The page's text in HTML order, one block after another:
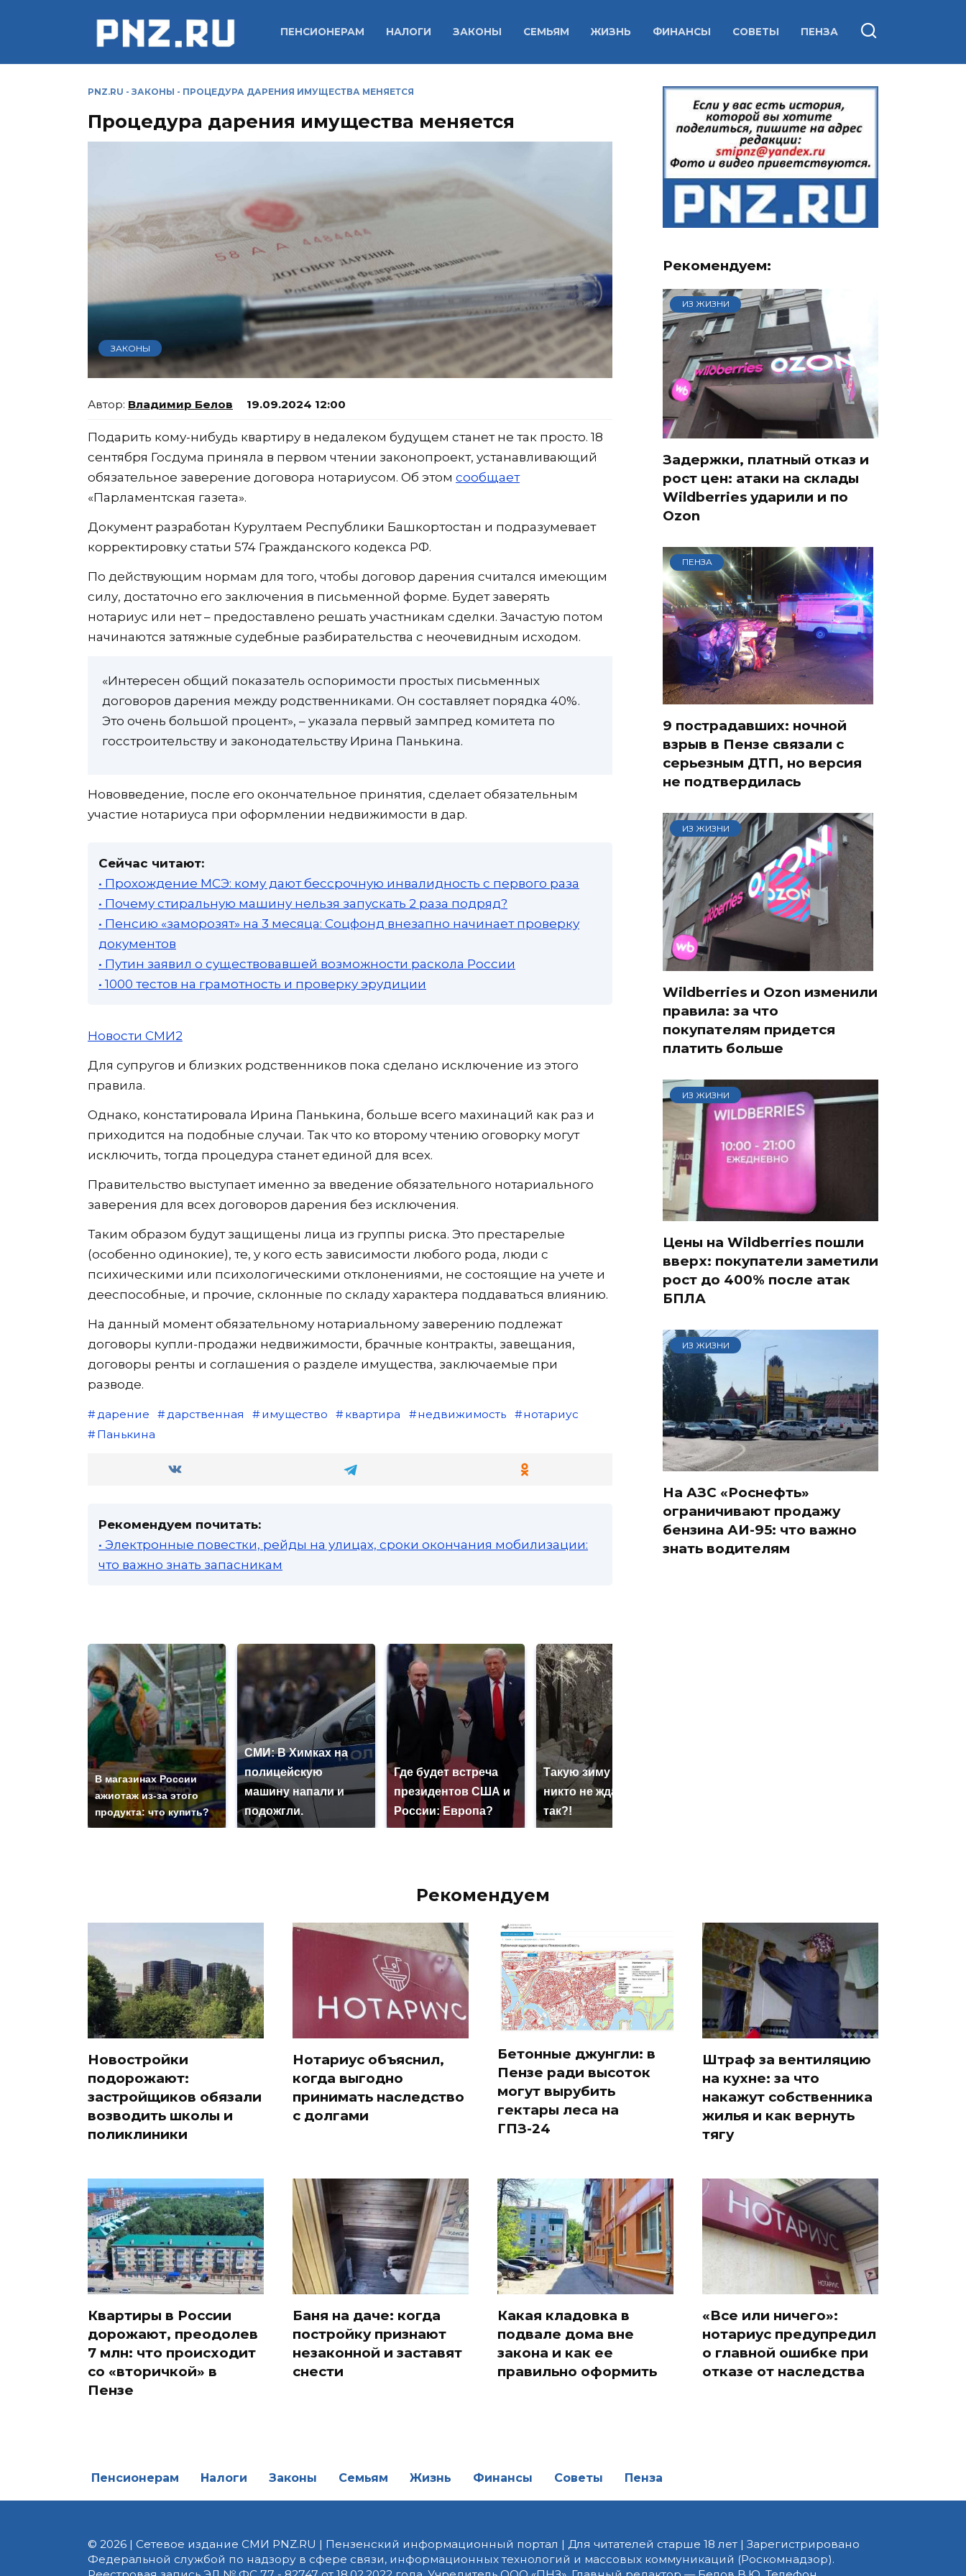
ПЕНСИОНЕРАМ НАЛОГИ ЗАКОНЫ СЕМЬЯМ ЖИЗНЬ ФИНАНСЫ СОВЕТЫ ПЕНЗА
PNZ.RU - ЗАКОНЫ - ПРОЦЕДУРА ДАРЕНИЯ ИМУЩЕСТВА МЕНЯЕТСЯ
Процедура дарения имущества меняется
ЗАКОНЫ
Владимир Белов 19.09.2024 12:00
Подарить кому-нибудь квартиру в недалеком будущем станет не так просто. 18
сентября Госдума приняла в первом чтении законопроект, устанавливающий
обязательное заверение договора нотариусом. Об этом сообщает
«Парламентская газета».
Документ разработан Курултаем Республики Башкортостан и подразумевает
корректировку статьи 574 Гражданского кодекса РФ.
По действующим нормам для того, чтобы договор дарения считался имеющим
силу, достаточно его заключения в письменной форме. Будет заверять
нотариус или нет – предоставлено решать участникам сделки. Зачастую потом
начинаются затяжные судебные разбирательства с неочевидным исходом.
«Интересен общий показатель оспоримости простых письменных
договоров дарения между родственниками. Он составляет порядка 40%.
Это очень большой процент», – указала первый зампред комитета по
госстроительству и законодательству Ирина Панькина.
Нововведение, после его окончательное принятия, сделает обязательным
участие нотариуса при оформлении недвижимости в дар.
Сейчас читают:
• Прохождение МСЭ: кому дают бессрочную инвалидность с первого раза
• Почему стиральную машину нельзя запускать 2 раза подряд?
• Пенсию «заморозят» на 3 месяца: Соцфонд внезапно начинает проверку
документов
• Путин заявил о существовавшей возможности раскола России
• 1000 тестов на грамотность и проверку эрудиции
Новости СМИ2
Для супругов и близких родственников пока сделано исключение из этого
правила.
Однако, констатировала Ирина Панькина, больше всего махинаций как раз и
приходится на подобные случаи. Так что ко второму чтению оговорку могут
исключить, тогда процедура станет единой для всех.
Правительство выступает именно за введение обязательного нотариального
заверения для всех договоров дарения без исключения.
Таким образом будут защищены лица из группы риска. Это престарелые
(особенно одинокие), те, у кого есть зависимости любого рода, люди с
психическими или психологическими отклонениями, не состоящие на учете и
дееспособные, и прочие, склонные по складу характера поддаваться влиянию.
На данный момент обязательному нотариальному заверению подлежат
договоры купли-продажи недвижимости, брачные контракты, завещания,
договоры ренты и соглашения о разделе имущества, заключаемые при
разводе.
дарение дарственная имущество квартира недвижимость
нотариус
Панькина
Рекомендуем почитать:
• Электронные повестки, рейды на улицах, сроки окончания мобилизации:
что важно знать запасникам
В магазинах России
ажиотаж из-за этого
продукта: что купить?
СМИ: В Химках на
полицейскую
машину напали и
подожгли.
Где будет встреча
президентов США и
России: Европа?
Такую зиму в России
никто не ждал: как
так?!
Рекомендуем:
ИЗ ЖИЗНИ
Задержки, платный отказ и
рост цен: атаки на склады
Wildberries ударили и по
Ozon
ПЕНЗА
9 пострадавших: ночной
взрыв в Пензе связали с
серьезным ДТП, но версия
не подтвердилась
ИЗ ЖИЗНИ
Wildberries и Ozon изменили
правила: за что
покупателям придется
платить больше
ИЗ ЖИЗНИ
Цены на Wildberries пошли
вверх: покупатели заметили
рост до 400% после атак
БПЛА
ИЗ ЖИЗНИ
На АЗС «Роснефть»
ограничивают продажу
бензина АИ-95: что важно
знать водителям
Рекомендуем
Новостройки
подорожают:
застройщиков обязали
возводить школы и
поликлиники
Нотариус объяснил,
когда выгодно
принимать наследство
с долгами
Бетонные джунгли: в
Пензе ради высоток
могут вырубить
гектары леса на
ГПЗ-24
Штраф за вентиляцию
на кухне: за что
накажут собственника
жилья и как вернуть
тягу
Квартиры в России
дорожают, преодолев
7 млн: что происходит
со «вторичкой» в
Пензе
Баня на даче: когда
постройку признают
незаконной и заставят
снести
Какая кладовка в
подвале дома вне
закона и как ее
правильно оформить
«Все или ничего»:
нотариус предупредил
о главной ошибке при
отказе от наследства
Пенсионерам Налоги Законы Семьям Жизнь Финансы Советы Пенза
© 2026 | Сетевое издание СМИ PNZ.RU | Пензенский информационный портал | Для читателей старше 18 лет | Зарегистрировано
Федеральной службой по надзору в сфере связи, информационных технологий и массовых коммуникаций (Роскомнадзор).